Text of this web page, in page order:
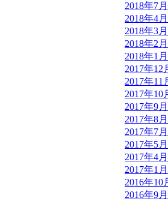
2018年7月
2018年4月
2018年3月
2018年2月
2018年1月
2017年12
2017年11
2017年10
2017年9月
2017年8月
2017年7月
2017年5月
2017年4月
2017年1月
2016年10
2016年9月